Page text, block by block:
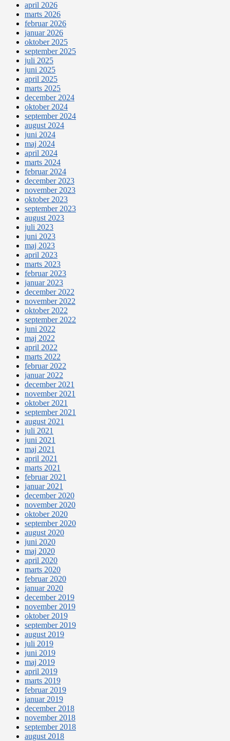
april 2026
marts 2026
februar 2026
januar 2026
oktober 2025
september 2025
juli 2025
juni 2025
april 2025
marts 2025
december 2024
oktober 2024
september 2024
august 2024
juni 2024
maj 2024
april 2024
marts 2024
februar 2024
december 2023
november 2023
oktober 2023
september 2023
august 2023
juli 2023
juni 2023
maj 2023
april 2023
marts 2023
februar 2023
januar 2023
december 2022
november 2022
oktober 2022
september 2022
juni 2022
maj 2022
april 2022
marts 2022
februar 2022
januar 2022
december 2021
november 2021
oktober 2021
september 2021
august 2021
juli 2021
juni 2021
maj 2021
april 2021
marts 2021
februar 2021
januar 2021
december 2020
november 2020
oktober 2020
september 2020
august 2020
juni 2020
maj 2020
april 2020
marts 2020
februar 2020
januar 2020
december 2019
november 2019
oktober 2019
september 2019
august 2019
juli 2019
juni 2019
maj 2019
april 2019
marts 2019
februar 2019
januar 2019
december 2018
november 2018
september 2018
august 2018